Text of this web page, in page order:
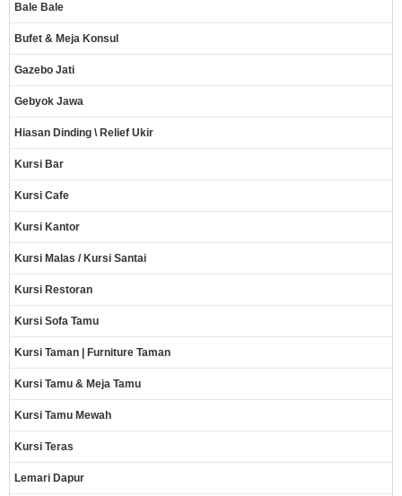
Bale Bale
Bufet & Meja Konsul
Gazebo Jati
Gebyok Jawa
Hiasan Dinding \ Relief Ukir
Kursi Bar
Kursi Cafe
Kursi Kantor
Kursi Malas / Kursi Santai
Kursi Restoran
Kursi Sofa Tamu
Kursi Taman | Furniture Taman
Kursi Tamu & Meja Tamu
Kursi Tamu Mewah
Kursi Teras
Lemari Dapur